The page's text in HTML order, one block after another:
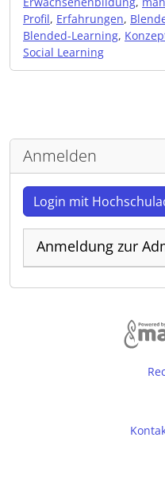
Profil, Erfahrungen,
Blended-Learning,
Social Learning
Anmelden
Login mit
Anmeldung zur